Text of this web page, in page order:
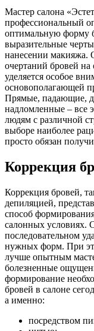
Мастер салона
профессиональный
оптимальную форму
выразительные
нанесении макияжа.
очертаний бровей
уделяется особое
основополагающей
Прямые, падающие,
надломленные – все
людям с различной
выборе наиболее
просто обязан
Коррекция
Коррекция бровей,
депиляцией,
способ
салонных условиях.
последовательном
нужных форм. При
лучше опытным
болезненные
формирование
бровей в салоне
а именно:
посредством